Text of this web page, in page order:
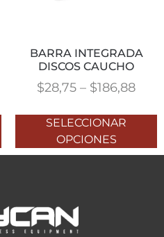
BARRA INTEGRADA
DISCOS CAUCHO
$28,75 – $186,88
SELECCIONAR
OPCIONES